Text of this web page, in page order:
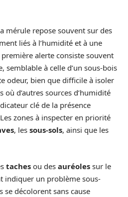
mérule repose souvent sur des
liés à l’humidité et à une
alerte consiste souvent
semblable à celle d’un sous-bois
odeur, bien que difficile à isoler
d’autres sources d’humidité
clé de la présence
zones à inspecter en priorité
, les sous-sols, ainsi que les
taches ou des auréoles sur le
indiquer un problème sous-
se décolorent sans cause